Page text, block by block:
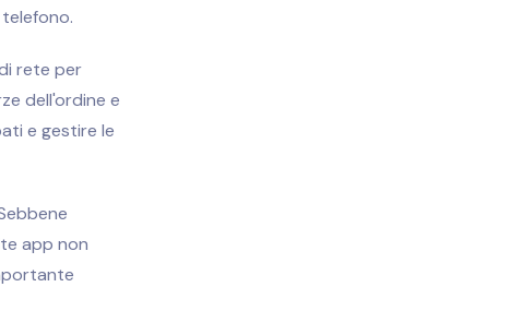
rete per
dell'ordine e
e gestire le
app non